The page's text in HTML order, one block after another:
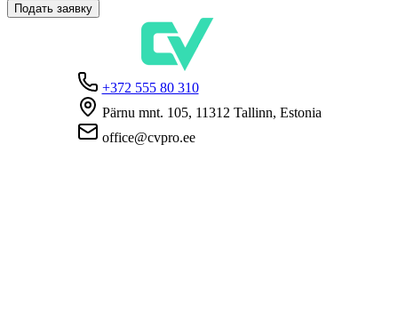
Подать заявку
+372 555 80 310
Pärnu mnt. 105, 11312 Tallinn, Estonia
office@cvpro.ee